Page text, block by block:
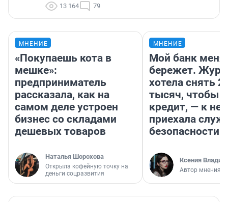
13 164 79
МНЕНИЕ
«Покупаешь кота в
мешке»:
предприниматель
рассказала, как на
самом деле устроен
бизнес со складами
дешевых товаров
Наталья Шорохова
Открыла кофейную точку на
деньги соцразвития
МНЕНИЕ
Мой банк меня
бережет.
хотела снять
тысяч, чтобы
кредит, — к
приехала
безопасности
Ксения
Автор мнения